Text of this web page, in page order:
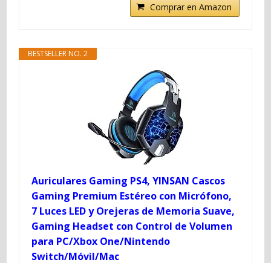
Comprar en Amazon
BESTSELLER NO. 2
Auriculares Gaming PS4, YINSAN Cascos
Gaming Premium Estéreo con Micrófono,
7 Luces LED y Orejeras de Memoria Suave,
Gaming Headset con Control de Volumen
para PC/Xbox One/Nintendo
Switch/Móvil/Mac